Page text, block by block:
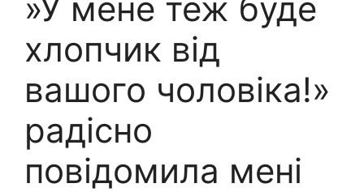
»У мене теж буде
хлопчик від
вашого чоловіка!»
радісно
повідомила мені